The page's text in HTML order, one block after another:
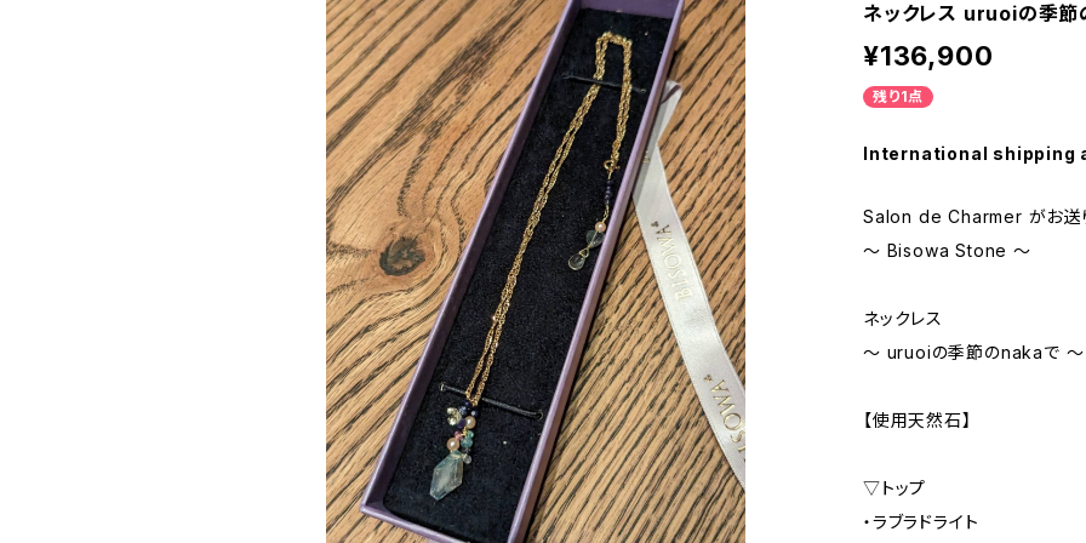
ネックレス uruoiの季
¥136,900
残り1点
International shipping
Salon de Charmer がお送
〜 Bisowa Stone 〜
ネックレス
〜 uruoiの季節のnakaで 〜
【使用天然石】
▽トップ
・ラブラドライト